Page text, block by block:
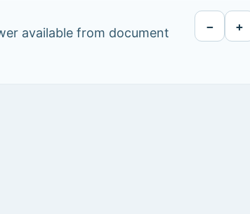
available from document
− +